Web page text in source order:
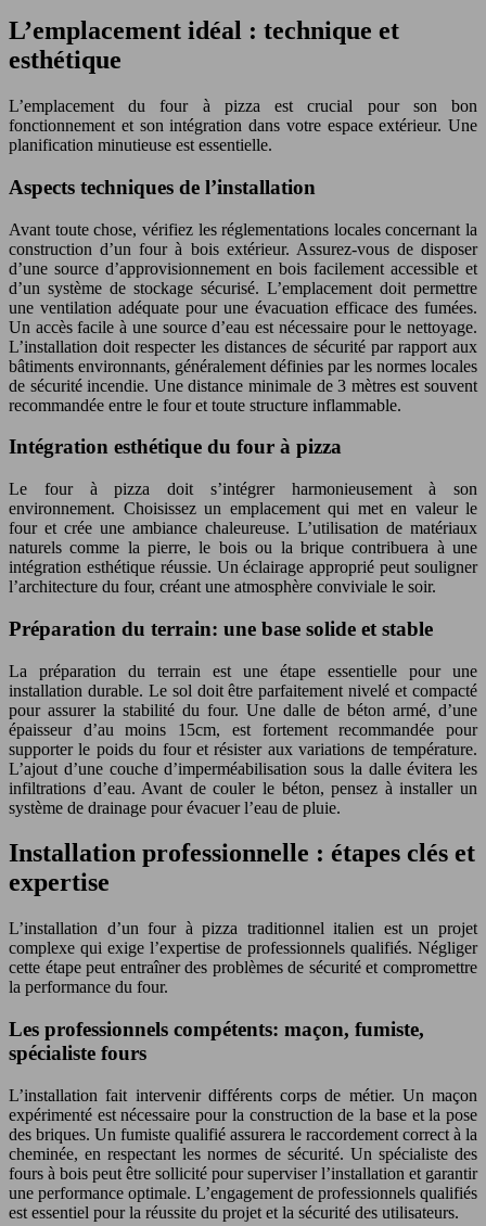
L’emplacement idéal : technique et
esthétique
L’emplacement du four à pizza est crucial pour son bon
fonctionnement et son intégration dans votre espace extérieur. Une
planification minutieuse est essentielle.
Aspects techniques de l’installation
Avant toute chose, vérifiez les réglementations locales concernant la
construction d’un four à bois extérieur. Assurez-vous de disposer
d’une source d’approvisionnement en bois facilement accessible et
d’un système de stockage sécurisé. L’emplacement doit permettre
une ventilation adéquate pour une évacuation efficace des fumées.
Un accès facile à une source d’eau est nécessaire pour le nettoyage.
L’installation doit respecter les distances de sécurité par rapport aux
bâtiments environnants, généralement définies par les normes locales
de sécurité incendie. Une distance minimale de 3 mètres est souvent
recommandée entre le four et toute structure inflammable.
Intégration esthétique du four à pizza
Le four à pizza doit s’intégrer harmonieusement à son
environnement. Choisissez un emplacement qui met en valeur le
four et crée une ambiance chaleureuse. L’utilisation de matériaux
naturels comme la pierre, le bois ou la brique contribuera à une
intégration esthétique réussie. Un éclairage approprié peut souligner
l’architecture du four, créant une atmosphère conviviale le soir.
Préparation du terrain: une base solide et stable
La préparation du terrain est une étape essentielle pour une
installation durable. Le sol doit être parfaitement nivelé et compacté
pour assurer la stabilité du four. Une dalle de béton armé, d’une
épaisseur d’au moins 15cm, est fortement recommandée pour
supporter le poids du four et résister aux variations de température.
L’ajout d’une couche d’imperméabilisation sous la dalle évitera les
infiltrations d’eau. Avant de couler le béton, pensez à installer un
système de drainage pour évacuer l’eau de pluie.
Installation professionnelle : étapes clés et
expertise
L’installation d’un four à pizza traditionnel italien est un projet
complexe qui exige l’expertise de professionnels qualifiés. Négliger
cette étape peut entraîner des problèmes de sécurité et compromettre
la performance du four.
Les professionnels compétents: maçon, fumiste,
spécialiste fours
L’installation fait intervenir différents corps de métier. Un maçon
expérimenté est nécessaire pour la construction de la base et la pose
des briques. Un fumiste qualifié assurera le raccordement correct à la
cheminée, en respectant les normes de sécurité. Un spécialiste des
fours à bois peut être sollicité pour superviser l’installation et garantir
une performance optimale. L’engagement de professionnels qualifiés
est essentiel pour la réussite du projet et la sécurité des utilisateurs.